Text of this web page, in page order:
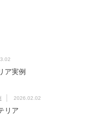
ア実例
2026.02.02
リア